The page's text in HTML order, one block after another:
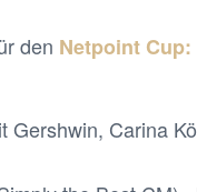
den Netpoint Cup:
Gershwin, Carina